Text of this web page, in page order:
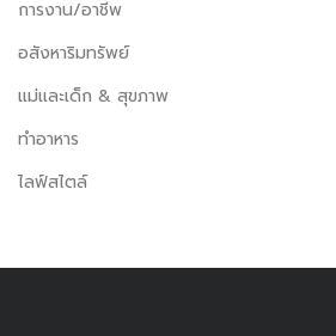
การงาน/อาชีพ
อสังหาริมทรัพย์
แม่และเด็ก & สุขภาพ
ทำอาหาร
ไลฟ์สไตล์